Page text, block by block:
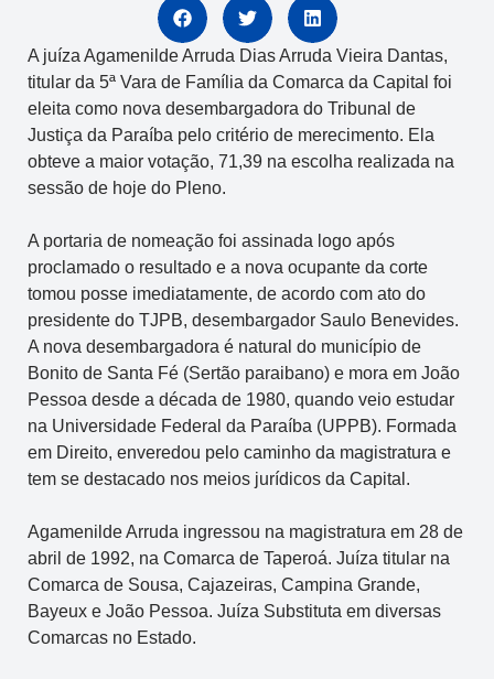
A juíza Agamenilde Arruda Dias Arruda Vieira Dantas,
titular da 5ª Vara de Família da Comarca da Capital foi
eleita como nova desembargadora do Tribunal de
Justiça da Paraíba pelo critério de merecimento. Ela
obteve a maior votação, 71,39 na escolha realizada na
sessão de hoje do Pleno.
A portaria de nomeação foi assinada logo após
proclamado o resultado e a nova ocupante da corte
tomou posse imediatamente, de acordo com ato do
presidente do TJPB, desembargador Saulo Benevides.
A nova desembargadora é natural do município de
Bonito de Santa Fé (Sertão paraibano) e mora em João
Pessoa desde a década de 1980, quando veio estudar
na Universidade Federal da Paraíba (UPPB). Formada
em Direito, enveredou pelo caminho da magistratura e
tem se destacado nos meios jurídicos da Capital.
Agamenilde Arruda ingressou na magistratura em 28 de
abril de 1992, na Comarca de Taperoá. Juíza titular na
Comarca de Sousa, Cajazeiras, Campina Grande,
Bayeux e João Pessoa. Juíza Substituta em diversas
Comarcas no Estado.